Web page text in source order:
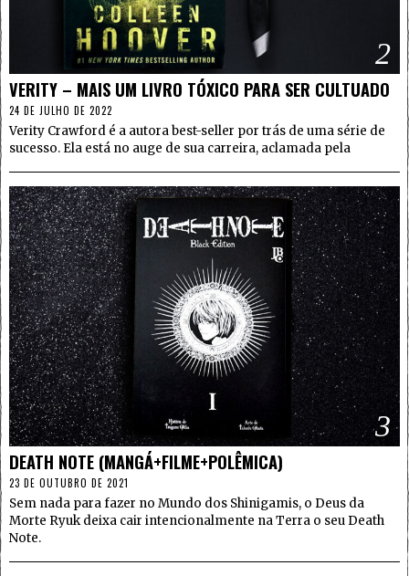
2
VERITY – MAIS UM LIVRO TÓXICO PARA SER CULTUADO
24 DE JULHO DE 2022
Verity Crawford é a autora best-seller por trás de uma série de
sucesso. Ela está no auge de sua carreira, aclamada pela
3
DEATH NOTE (MANGÁ+FILME+POLÊMICA)
23 DE OUTUBRO DE 2021
Sem nada para fazer no Mundo dos Shinigamis, o Deus da
Morte Ryuk deixa cair intencionalmente na Terra o seu Death
Note.